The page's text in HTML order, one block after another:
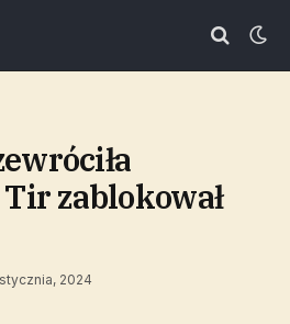
zablokował
2024